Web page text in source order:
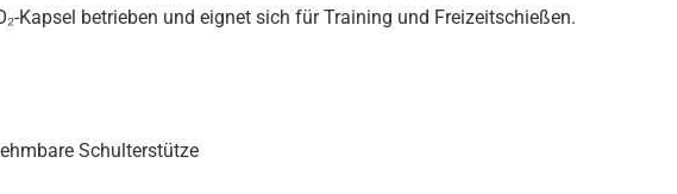
Kapsel betrieben und eignet sich für Training und Freizeitschießen.
Schulterstütze